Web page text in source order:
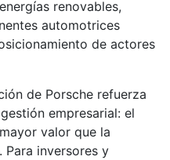
renovables,
automotrices
de actores
de Porsche refuerza
empresarial: el
valor que la
inversores y